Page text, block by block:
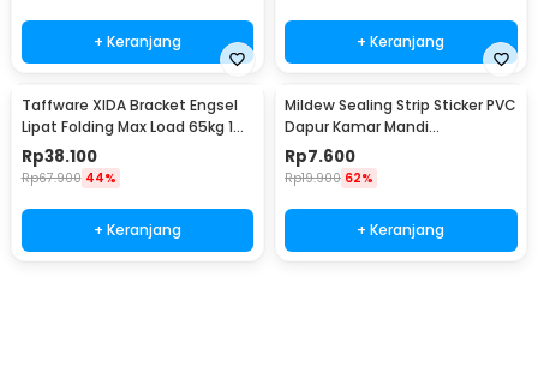
+ Keranjang + Keranjang
Taffware XIDA Bracket Engsel
Lipat Folding Max Load 65kg 14
Inch 2 PCS - JM007
Rp38.100
Rp67.900 44%
+ Keranjang
Mildew Sealing Strip Sticker PVC
Dapur Kamar Mandi
3.7cmx3.2M
Rp7.600
Rp19.900 62%
+ Keranjang